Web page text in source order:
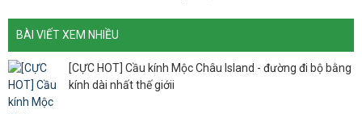
BÀI VIẾT XEM NHIỀU
[CỰC HOT] Cầu kính Mộc Châu Island - đường đi bộ bằng
kính dài nhất thế giớii